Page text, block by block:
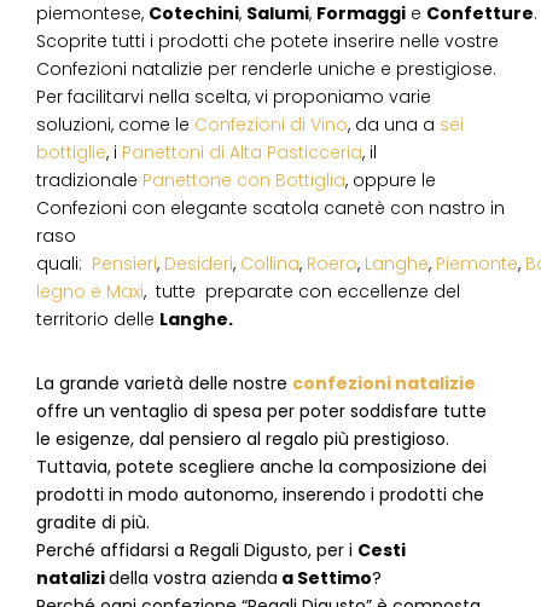
piemontese, Cotechini, Salumi, Formaggi e Confetture.
Scoprite tutti i prodotti che potete inserire nelle vostre
Confezioni natalizie per renderle uniche e prestigiose.
Per facilitarvi nella scelta, vi proponiamo varie
soluzioni, come le Confezioni di Vino, da una a sei
bottiglie, i Panettoni di Alta Pasticceria, il
tradizionale Panettone con Bottiglia, oppure le
Confezioni con elegante scatola canetè con nastro in
raso
quali: Pensieri, Desideri, Collina, Roero, Langhe, Piemonte,
legno e Maxi, tutte preparate con eccellenze del
territorio delle Langhe.
La grande varietà delle nostre confezioni natalizie
offre un ventaglio di spesa per poter soddisfare tutte
le esigenze, dal pensiero al regalo più prestigioso.
Tuttavia, potete scegliere anche la composizione dei
prodotti in modo autonomo, inserendo i prodotti che
gradite di più.
Perché affidarsi a Regali Digusto, per i Cesti
natalizidella vostra azienda a Settimo?